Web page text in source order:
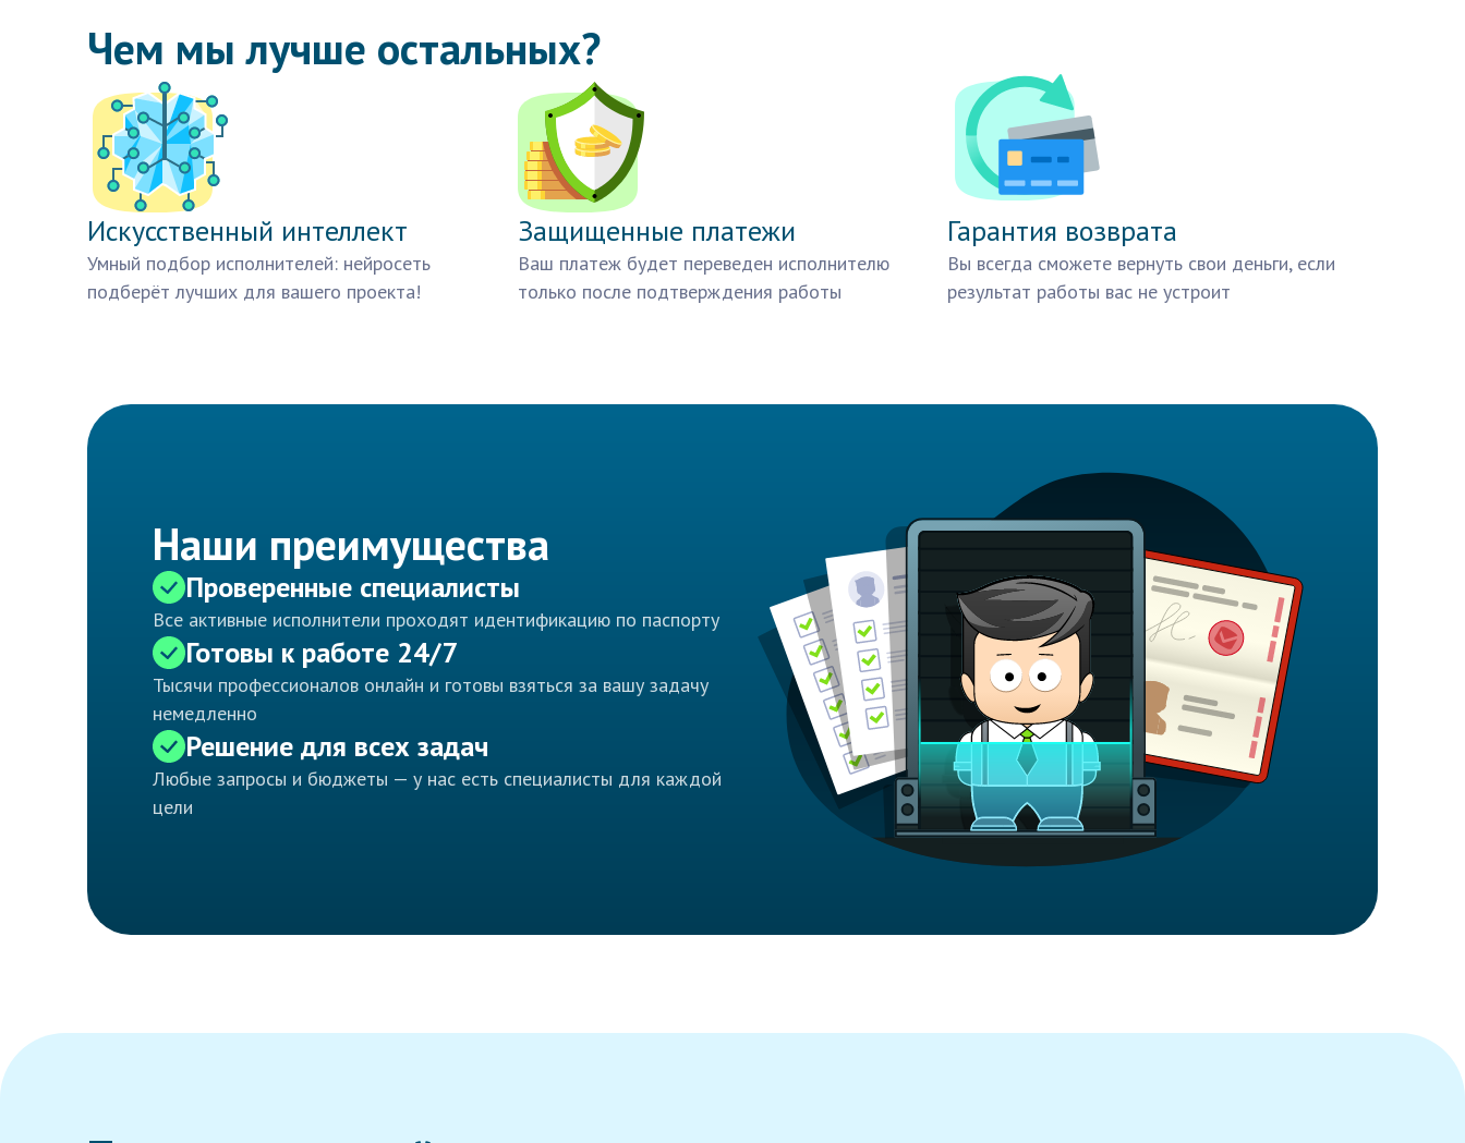
Чем мы лучше остальных?
Искусственный интеллект
Умный подбор исполнителей: нейросеть
подберёт лучших для вашего проекта!
Защищенные платежи
Ваш платеж будет переведен исполнителю
только после подтверждения работы
Гарантия возврата
Вы всегда сможете вернуть свои деньги, если
результат работы вас не устроит
Наши преимущества
Проверенные специалисты
Все активные исполнители проходят идентификацию по паспорту
Готовы к работе 24/7
Тысячи профессионалов онлайн и готовы взяться за вашу задачу
немедленно
Решение для всех задач
Любые запросы и бюджеты — у нас есть специалисты для каждой
цели